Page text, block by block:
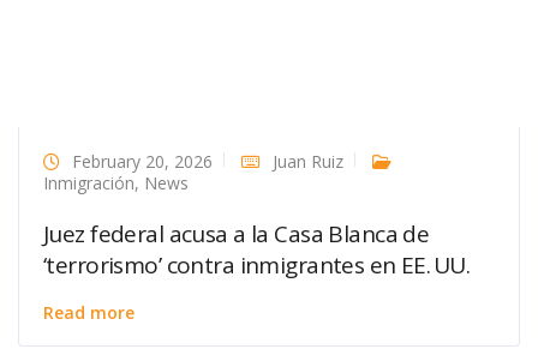
February 20, 2026
Juan Ruiz
Inmigración, News
Juez federal acusa a la Casa Blanca de
‘terrorismo’ contra inmigrantes en EE. UU.
Read more